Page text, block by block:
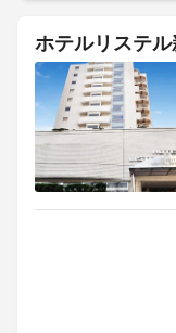
ホテルリステル